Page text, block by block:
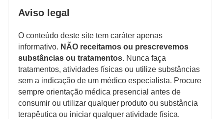
Aviso legal
O conteúdo deste site tem caráter apenas
informativo. NÃO receitamos ou prescrevemos
substâncias ou tratamentos. Nunca faça
tratamentos, atividades físicas ou utilize substâncias
sem a indicação de um médico especialista. Procure
sempre orientação médica presencial antes de
consumir ou utilizar qualquer produto ou substância
terapêutica ou iniciar qualquer atividade física.